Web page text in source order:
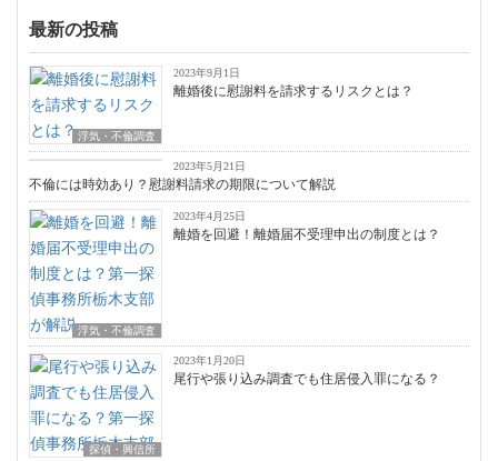
最新の投稿
浮気・不倫調査
2023年9月1日
離婚後に慰謝料を請求するリスクとは？
浮気・不倫調査
2023年5月21日
不倫には時効あり？慰謝料請求の期限について解説
浮気・不倫調査
2023年4月25日
離婚を回避！離婚届不受理申出の制度とは？
探偵・興信所
2023年1月20日
尾行や張り込み調査でも住居侵入罪になる？